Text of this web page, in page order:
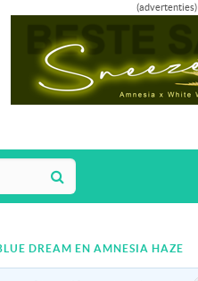
(advertenties)
DREAM EN AMNESIA HAZE